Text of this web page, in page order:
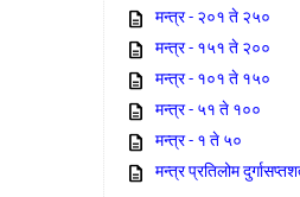
मन्त्र - २०१ ते २५०
मन्त्र - १५१ ते २००
मन्त्र - १०१ ते १५०
मन्त्र - ५१ ते १००
मन्त्र - १ ते ५०
मन्त्र प्रतिलोम